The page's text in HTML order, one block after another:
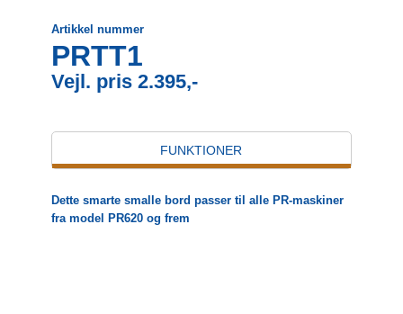
Artikkel nummer
PRTT1
Vejl. pris 2.395,-
FUNKTIONER
Dette smarte smalle bord passer til alle PR-maskiner
fra model PR620 og frem